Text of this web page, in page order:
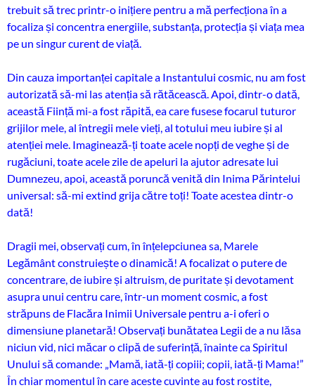
trebuit să trec printr-o inițiere pentru a mă perfecționa în a
focaliza și concentra energiile, substanța, protecția și viața mea
pe un singur curent de viață.
Din cauza importanței capitale a Instantului cosmic, nu am fost
autorizată să-mi las atenția să rătăcească. Apoi, dintr-o dată,
această Ființă mi-a fost răpită, ea care fusese focarul tuturor
grijilor mele, al întregii mele vieți, al totului meu iubire și al
atenției mele. Imaginează-ți toate acele nopți de veghe și de
rugăciuni, toate acele zile de apeluri la ajutor adresate lui
Dumnezeu, apoi, această poruncă venită din Inima Părintelui
universal: să-mi extind grija către toți! Toate acestea dintr-o
dată!
Dragii mei, observați cum, în înțelepciunea sa, Marele
Legământ construiește o dinamică! A focalizat o putere de
concentrare, de iubire și altruism, de puritate și devotament
asupra unui centru care, într-un moment cosmic, a fost
străpuns de Flacăra Inimii Universale pentru a-i oferi o
dimensiune planetară! Observați bunătatea Legii de a nu lăsa
niciun vid, nici măcar o clipă de suferință, înainte ca Spiritul
Unului să comande: „Mamă, iată-ți copiii; copii, iată-ți Mama!”
În chiar momentul în care aceste cuvinte au fost rostite,